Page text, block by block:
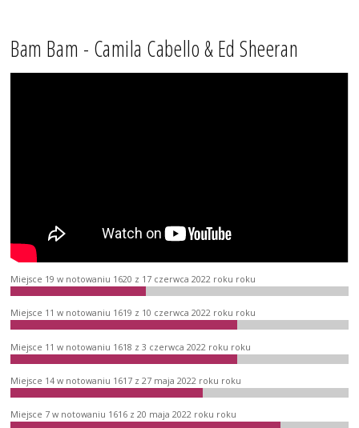
Bam Bam - Camila Cabello & Ed Sheeran
Miejsce 19 w notowaniu 1620 z 17 czerwca 2022 roku roku
Miejsce 11 w notowaniu 1619 z 10 czerwca 2022 roku roku
Miejsce 11 w notowaniu 1618 z 3 czerwca 2022 roku roku
Miejsce 14 w notowaniu 1617 z 27 maja 2022 roku roku
Miejsce 7 w notowaniu 1616 z 20 maja 2022 roku roku